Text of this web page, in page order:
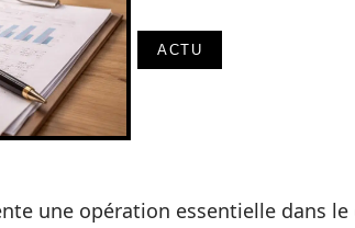
ACTU
une opération essentielle dans le